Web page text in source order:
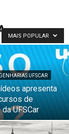
MAIS POPULAR
UFSCAR
apresenta
de
UFSCar